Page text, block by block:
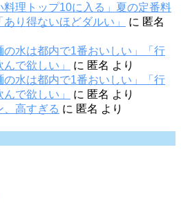
料理トップ10に入る」夏の定番料
り得ないほどダルい」
に 匿名
の水は都内で1番おいしい」「行
で欲しい」
に 匿名 より
の水は都内で1番おいしい」「行
で欲しい」
に 匿名 より
、高すぎる に 匿名 より